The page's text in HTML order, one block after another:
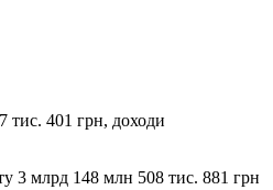
тис. 401 грн, доходи
3 млрд 148 млн 508 тис. 881 грн